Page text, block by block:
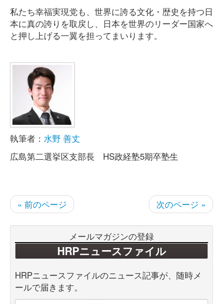
私たち幸福実現党も、世界に誇る文化・歴史を持つ日
本に真の誇りを取戻し、日本を世界のリーダー国家へ
と押し上げる一翼を担ってまいります。
執筆者： 水野 善丈
広島第二選挙区支部長 HS政経塾5期卒塾生
« 前のページ 次のページ »
メールマガジンの登録
HRPニュースファイル
HRPニュースファイルのニュース記事が、随時メ
ールで届きます。